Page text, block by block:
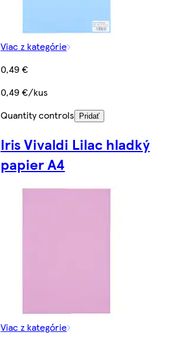
Viac z kategórie
0,49 €
0,49 €/kus
Quantity controls
Pridať
Iris Vivaldi Lilac hladký
papier A4
Viac z kategórie